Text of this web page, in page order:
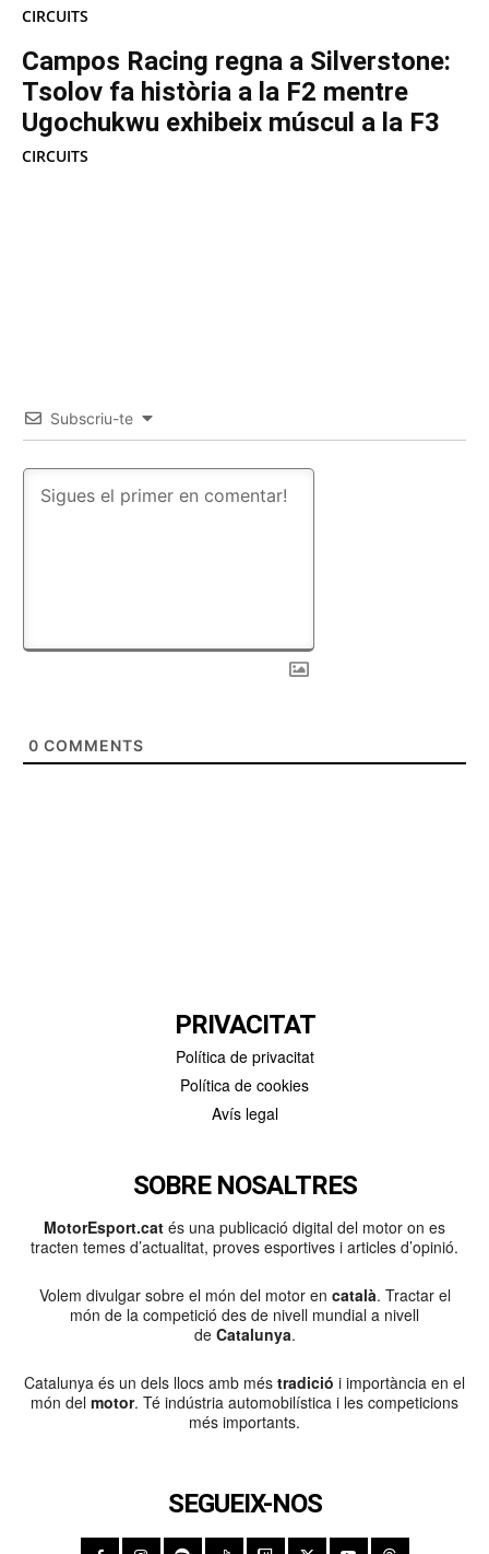
CIRCUITS
Campos Racing regna a Silverstone:
Tsolov fa història a la F2 mentre
Ugochukwu exhibeix múscul a la F3
CIRCUITS
Subscriu-te
0 COMMENTS
PRIVACITAT
Política de privacitat
Política de cookies
Avís legal
SOBRE NOSALTRES
MotorEsport.cat és una publicació digital del motor on es
tracten temes d’actualitat, proves esportives i articles d’opinió.
Volem divulgar sobre el món del motor en català. Tractar el
món de la competició des de nivell mundial a nivell
de Catalunya.
Catalunya és un dels llocs amb més tradició i importància en el
món del motor. Té indústria automobilística i les competicions
més importants.
SEGUEIX-NOS